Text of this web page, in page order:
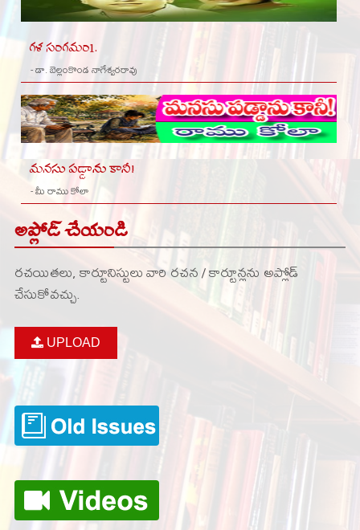
గళ సంగమం1.
- డా. బెల్లంకొండ నాగేశ్వరరావు
మనసు పడ్డాను కానీ!
- మీ రాము కోలా
అప్లోడ్ చేయండి
రచయితలు, కార్టూనిస్టులు వారి రచన / కార్టూన్లను అప్లోడ్
చేసుకోవచ్చు.
UPLOAD